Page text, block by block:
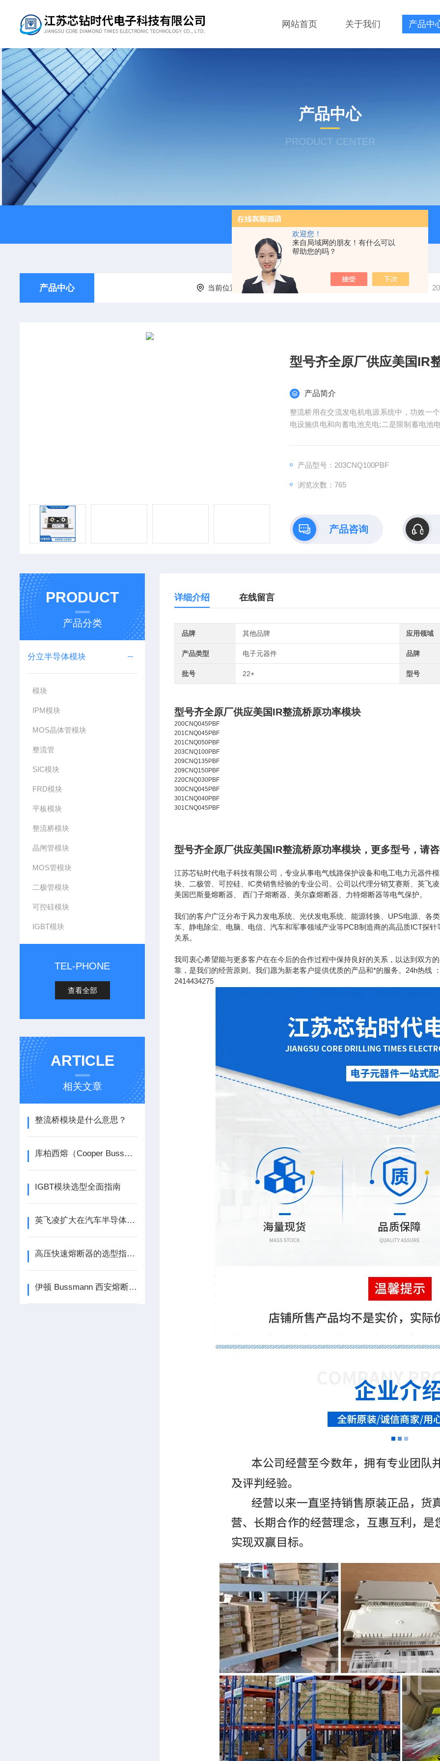
欢迎您！
来自局域网的朋友！有什么可以
帮助您的吗？
网站首页 关于我们 产品中
产品中心
PRODUCT CENTER
产品中心 当前位置： 产品中心 分立半导体模块 整流桥模块
型号齐全原厂供应美国IR
产品简介
整流桥用在交流发电机电源系统中，功效一
电设施供电和向蓄电池充电;二是限制蓄电池
产品型号：203CNQ100PBF
浏览次数：765
产品咨询
PRODUCT
产品分类
分立半导体模块
模块
IPM模块
MOS晶体管模块
整流管
SIC模块
FRD模块
平板模块
整流桥模块
晶闸管模块
MOS管模块
二极管模块
可控硅模块
IGBT模块
TEL-PHONE
查看全部
ARTICLE
相关文章
整流桥模块是什么意思？
库柏西熔（Cooper Bussmann）熔断器选型指南
IGBT模块选型全面指南
英飞凌扩大在汽车半导体行业地位，拿下*汽车MCU份额
高压快速熔断器的选型指南：依据系统电压、额定电流与分断能力的关键考量
伊顿 Bussmann 西安熔断器制造中心 | 专注电路保护，助力能源转型
详细介绍 在线留言
品牌 其他品牌 应用领域
产品类型 电子元器件 品牌
批号 22+ 型号
型号齐全原厂供应美国IR整流桥原功率模块
200CNQ045PBF
201CNQ045PBF
201CNQ050PBF
203CNQ100PBF
209CNQ135PBF
209CNQ150PBF
220CNQ030PBF
300CNQ045PBF
301CNQ040PBF
301CNQ045PBF
型号齐全原厂供应美国IR整流桥原功率模块 ， 更多型号，请
江苏芯钻时代电子科技有限公司，专业从事电气线路保护设备和电工电力元器件
块、二极管、可控硅、IC类销售经验的专业公司。公司以代理分销艾赛斯、英飞
美国巴斯曼熔断器、 西门子熔断器、美尔森熔断器、力特熔断器等电气保护。
我们的客户广泛分布于风力发电系统、光伏发电系统、能源转换、UPS电源、各
车、静电除尘、电脑、电信、汽车和军事领域产业等PCB制造商的高品质ICT探
关系。
我司衷心希望能与更多客户在在今后的合作过程中保持良好的关系，以达到双方
靠，是我们的经营原则。我们愿为新老客户提供优质的产品和*的服务。24h热线
2414434275